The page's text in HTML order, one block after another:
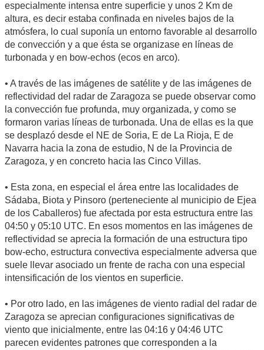
especialmente intensa entre superficie y unos 2 Km de
altura, es decir estaba confinada en niveles bajos de la
atmósfera, lo cual suponía un entorno favorable al desarrollo
de convección y a que ésta se organizase en líneas de
turbonada y en bow-echos (ecos en arco).
• A través de las imágenes de satélite y de las imágenes de
reflectividad del radar de Zaragoza se puede observar como
la convección fue profunda, muy organizada, y como se
formaron varias líneas de turbonada. Una de ellas es la que
se desplazó desde el NE de Soria, E de La Rioja, E de
Navarra hacia la zona de estudio, N de la Provincia de
Zaragoza, y en concreto hacia las Cinco Villas.
• Esta zona, en especial el área entre las localidades de
Sádaba, Biota y Pinsoro (perteneciente al municipio de Ejea
de los Caballeros) fue afectada por esta estructura entre las
04:50 y 05:10 UTC. En esos momentos en las imágenes de
reflectividad se aprecia la formación de una estructura tipo
bow-echo, estructura convectiva especialmente adversa que
suele llevar asociado un frente de racha con una especial
intensificación de los vientos en superficie.
• Por otro lado, en las imágenes de viento radial del radar de
Zaragoza se aprecian configuraciones significativas de
viento que inicialmente, entre las 04:16 y 04:46 UTC
parecen evidentes patrones que corresponden a la